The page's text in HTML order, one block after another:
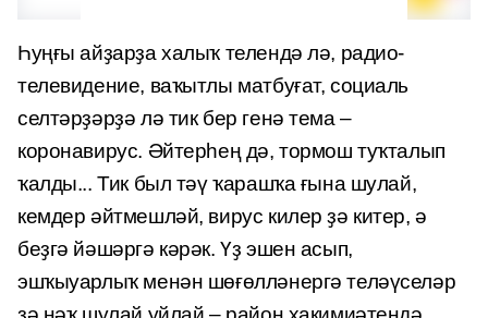
Һуңғы айҙарҙа халыҡ телендә лә, радио-
телевидение, ваҡытлы матбуғат, социаль
селтәрҙәрҙә лә тик бер генә тема –
коронавирус. Әйтерһең дә, тормош туҡталып
ҡалды... Тик был тәү ҡарашҡа ғына шулай,
кемдер әйтмешләй, вирус килер ҙә китер, ә
беҙгә йәшәргә кәрәк. Үҙ эшен асып,
эшҡыуарлыҡ менән шөғөлләнергә теләүселәр